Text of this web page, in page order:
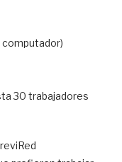
30 trabajadores